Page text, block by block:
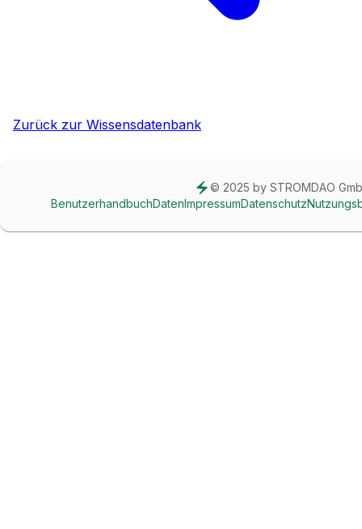
Zurück zur Wissensdatenbank
© 2025 by STROMDAO
BenutzerhandbuchDatenImpressumDatenschutz